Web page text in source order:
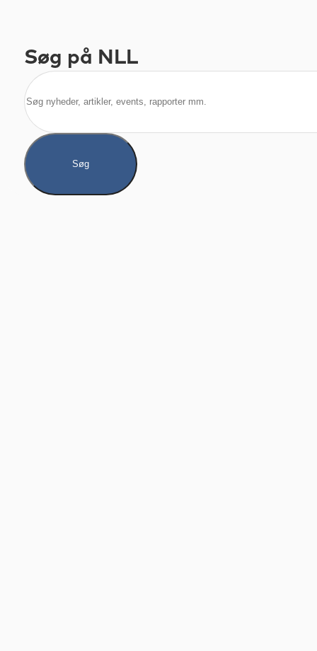
Søg på NLL
Søg
Søg